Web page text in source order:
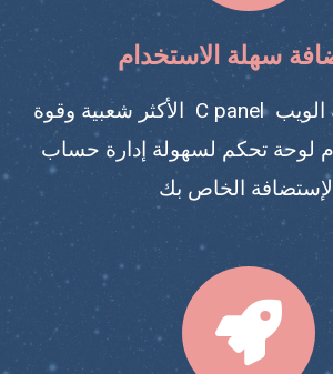
لوحة تحكم لسهولة إدارة حساب
الخاص بك